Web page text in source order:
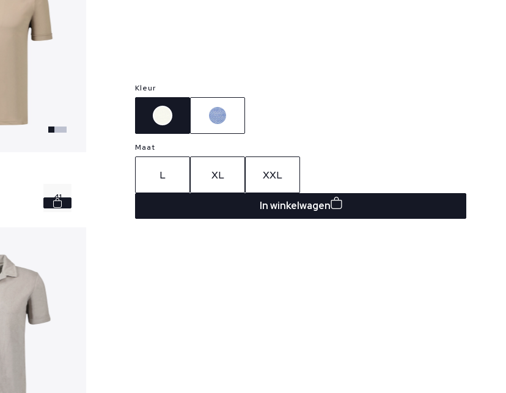
41
Kleur
Maat
L XL XXL
In winkelwagen